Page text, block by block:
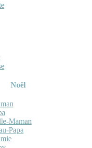
Noël
Maman
Papa